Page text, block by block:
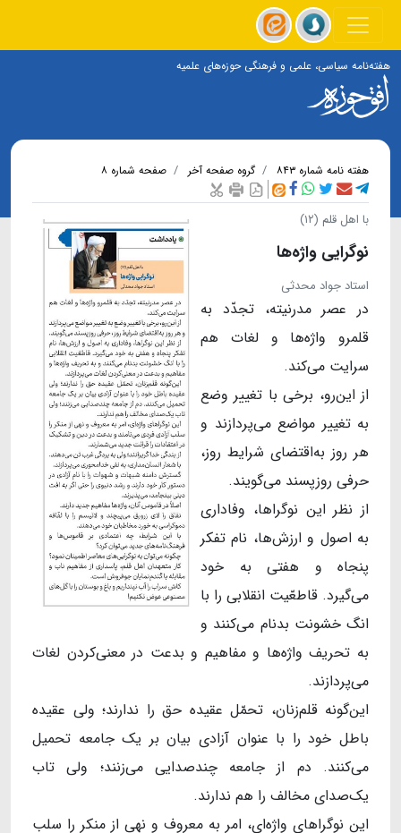
هفته‌نامه سیاسی، علمی و فرهنگی حوزه‌های علمیه
هفته نامه شماره ۸۴۳ گروه صفحه آخر صفحه شماره ۸
با اهل قلم (۱۲)
نوگرایی واژه‌ها
استاد جواد محدثی
در عصر مدرنیته، تجدّد به
قلمرو واژه‌ها و لغات هم
سرایت می‌کند.
از این‌رو، برخی با تغییر وضع
به تغییر مواضع می‌پردازند و
هر روز به‌اقتضای شرایط روز،
حرفی روزپسند می‌گویند.
از نظر این نوگراها، وفاداری
به اصول و ارزش‌ها، نام تفکر
پنجاه و هفتی به خود
می‌گیرد. قاطعّیت انقلابی را با
انگ خشونت بدنام می‌کنند و
به تحریف واژه‌ها و مفاهیم و بدعت در معنی‌کردن لغات
می‌پردازند.
این‌گونه قلم‌زنان، تحمّل عقیده حق را ندارند؛ ولی عقیده
باطل خود را با عنوان آزادی بیان بر یک جامعه تحمیل
می‌کنند. دم از جامعه چندصدایی می‌زنند؛ ولی تاب
یک‌صدای مخالف را هم ندارند.
این نوگراهای واژه‌ای، امر به معروف و نهی از منکر را سلب